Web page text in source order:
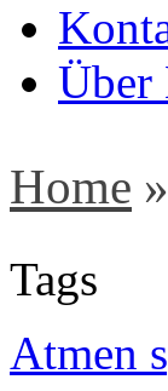
Über
Home »
Tags
Atmen